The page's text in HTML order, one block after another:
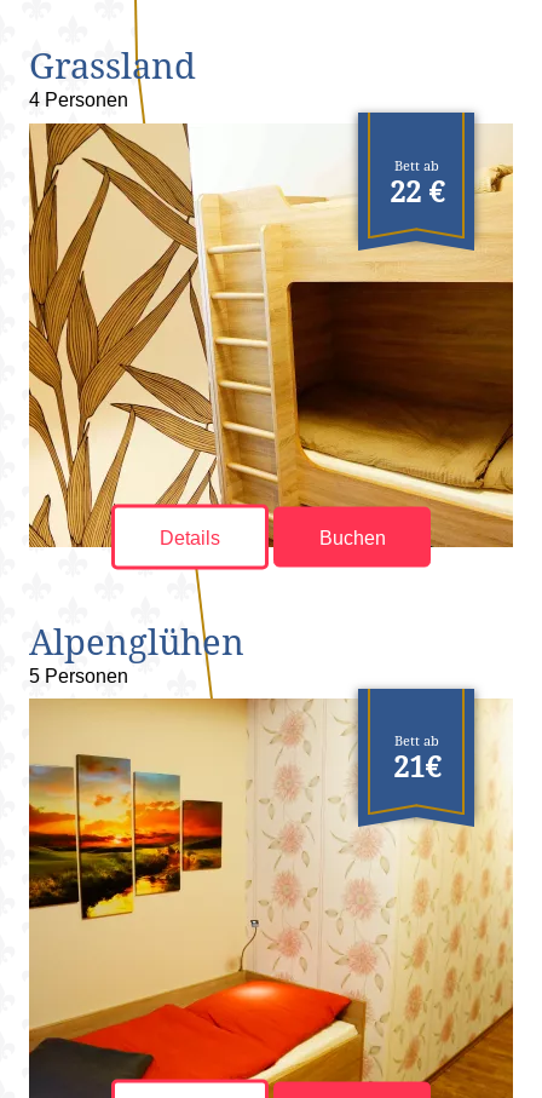
Grassland
4 Personen
Bett ab
22 €
Details Buchen
Alpenglühen
5 Personen
Bett ab
21€